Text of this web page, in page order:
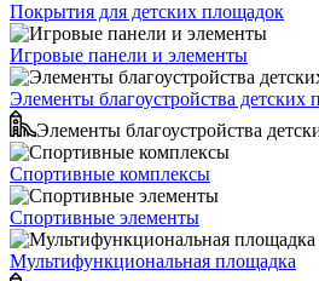
Покрытия для детских площадок
Игровые панели и элементы
Элементы благоустройства детских
Элементы благоустройства
Спортивные комплексы
Спортивные элементы
Мультифункциональная площадка